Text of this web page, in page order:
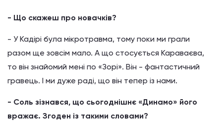
- Що скажеш про новачків?
- У Кадірі була мікротравма, тому поки ми грали
разом ще зовсім мало. А що стосується Караваєва,
то він знайомий мені по «Зорі». Він - фантастичний
гравець. І ми дуже раді, що він тепер із нами.
- Соль зізнався, що сьогоднішнє «Динамо» його
вражає. Згоден із такими словами?